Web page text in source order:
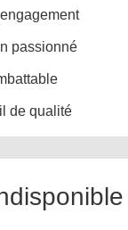
passionné
de qualité